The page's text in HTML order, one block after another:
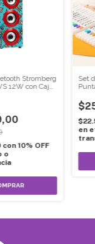
Stromberg
12W con Caja
con 10% OFF
o
Set
en